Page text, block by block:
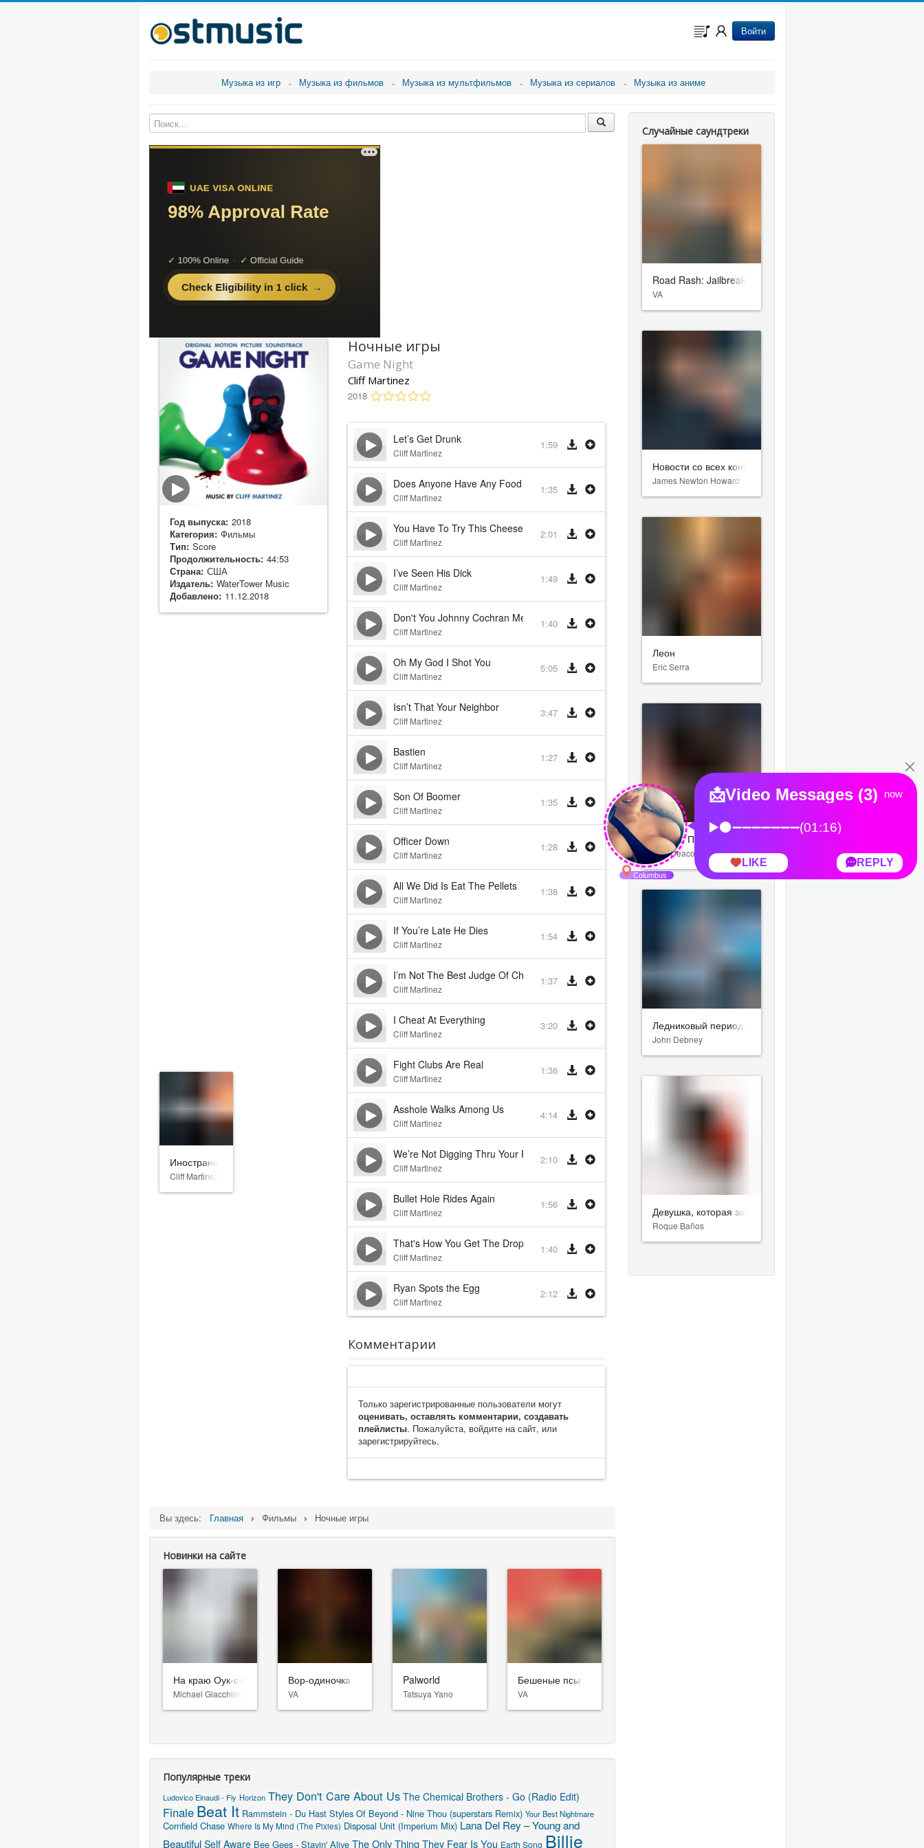
Войти
Музыка из игр Музыка из фильмов Музыка из мультфильмов Музыка из сериалов Музыка из аниме
Год выпуска: 2018
Категория: Фильмы
Тип: Score
Продолжительность: 44:53
Страна: США
Издатель: WaterTower Music
Добавлено: 11.12.2018
Иностранец
Cliff Martinez
Ночные игры
Game Night
Cliff Martinez
2018
Let’s Get Drunk
Cliff Martinez
1:59
Does Anyone Have Any Food Allergies
Cliff Martinez
1:35
You Have To Try This Cheese
Cliff Martinez
2:01
I’ve Seen His Dick
Cliff Martinez
1:49
Don't You Johnny Cochran Me
Cliff Martinez
1:40
Oh My God I Shot You
Cliff Martinez
5:05
Isn’t That Your Neighbor
Cliff Martinez
3:47
Bastien
Cliff Martinez
1:27
Son Of Boomer
Cliff Martinez
1:35
Officer Down
Cliff Martinez
1:28
All We Did Is Eat The Pellets
Cliff Martinez
1:38
If You’re Late He Dies
Cliff Martinez
1:54
I’m Not The Best Judge Of Chemistry
Cliff Martinez
1:37
I Cheat At Everything
Cliff Martinez
3:20
Fight Clubs Are Real
Cliff Martinez
1:36
Asshole Walks Among Us
Cliff Martinez
4:14
We’re Not Digging Thru Your Feces
Cliff Martinez
2:10
Bullet Hole Rides Again
Cliff Martinez
1:56
That's How You Get The Drop
Cliff Martinez
1:40
Ryan Spots the Egg
Cliff Martinez
2:12
Комментарии
Только зарегистрированные пользователи могут
оценивать, оставлять комментарии, создавать
плейлисты. Пожалуйста, войдите на сайт, или
зарегистрируйтесь.
Вы здесь: Главная Фильмы Ночные игры
Новинки на сайте
На краю Оук-стрит
Michael Giacchino
Вор-одиночка
VA
Palworld
Tatsuya Yano
Бешеные псы
VA
Популярные треки
Ludovico Einaudi - Fly Horizon They Don't Care About Us The Chemical Brothers - Go (Radio Edit)
Finale Beat It Rammstein - Du Hast Styles Of Beyond - Nine Thou (superstars Remix) Your Best Nightmare
Cornfield Chase Where Is My Mind (The Pixies) Disposal Unit (Imperium Mix) Lana Del Rey – Young and
Beautiful Self Aware Bee Gees - Stayin' Alive The Only Thing They Fear Is You Earth Song Billie
Случайные саундтреки
Road Rash: Jailbreak
VA
Новости со всех концов света
James Newton Howard
Леон
Eric Serra
Веном: Последний танец
Dan Deacon
Ледниковый период: Столкновение неизбежно
John Debney
Девушка, которая застряла в паутине
Roque Baños